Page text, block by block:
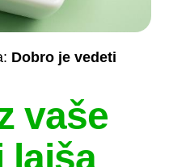
Dobro je vedeti
vaše
lajša